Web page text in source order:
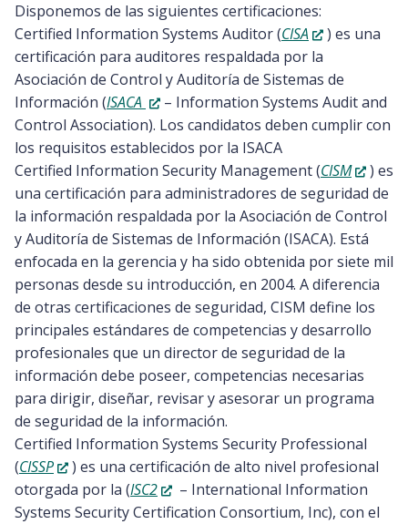
Disponemos de las siguientes certificaciones:
Certified Information Systems Auditor (CISA
) es una
certificación para auditores respaldada por la
Asociación de Control y Auditoría de Sistemas de
Información (ISACA
– Information Systems Audit and
Control Association). Los candidatos deben cumplir con
los requisitos establecidos por la ISACA
Certified Information Security Management (CISM
) es
una certificación para administradores de seguridad de
la información respaldada por la Asociación de Control
y Auditoría de Sistemas de Información (ISACA). Está
enfocada en la gerencia y ha sido obtenida por siete mil
personas desde su introducción, en 2004. A diferencia
de otras certificaciones de seguridad, CISM define los
principales estándares de competencias y desarrollo
profesionales que un director de seguridad de la
información debe poseer, competencias necesarias
para dirigir, diseñar, revisar y asesorar un programa
de seguridad de la información.
Certified Information Systems Security Professional
(CISSP
) es una certificación de alto nivel profesional
otorgada por la (ISC2
– International Information
Systems Security Certification Consortium, Inc), con el